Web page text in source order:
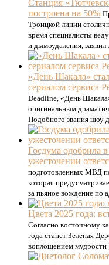
Станция
построена на 50%
Троицкой линии
время специалисты
и дымоудаления,
«День Шакала»
сериалом сервиса
Deadline, «День
оригинальным
Подобного звания шоу
Госдума одобрила
ужесточении
подготовленных МВД
которая
за пьяное вождение по
Цвета 2025 года:
Согласно восточному
года станет Зеленая
воплощением